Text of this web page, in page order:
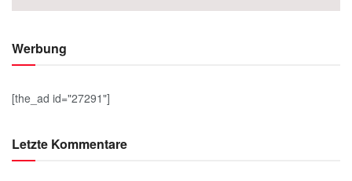
Werbung
[the_ad id="27291"]
Letzte Kommentare